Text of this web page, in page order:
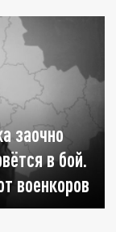
заочно
в бой.
военкоров